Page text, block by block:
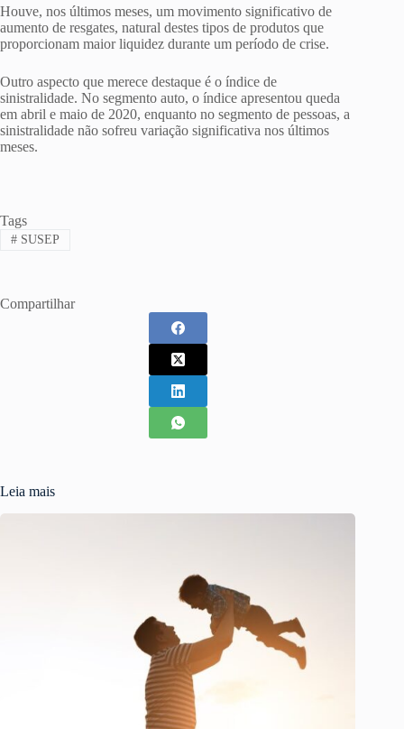
Houve, nos últimos meses, um movimento significativo de
aumento de resgates, natural destes tipos de produtos que
proporcionam maior liquidez durante um período de crise.
Outro aspecto que merece destaque é o índice de
sinistralidade. No segmento auto, o índice apresentou queda
em abril e maio de 2020, enquanto no segmento de pessoas, a
sinistralidade não sofreu variação significativa nos últimos
meses.
Tags
#SUSEP
Compartilhar
Leia mais